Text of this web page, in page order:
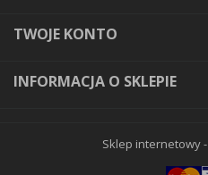
TWOJE KONTO
INFORMACJA O SKLEPIE
Sklep internetowy -